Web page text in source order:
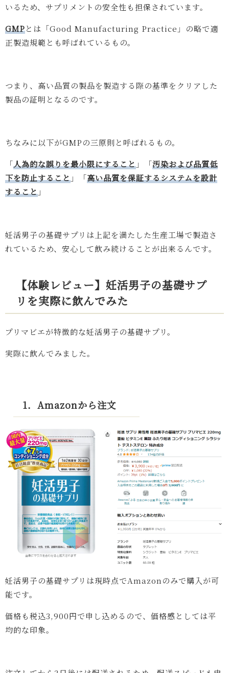
いるため、サプリメントの安全性も担保されています。
GMPとは「Good Manufacturing Practice」の略で適
正製造規範とも呼ばれているもの。
つまり、高い品質の製品を製造する際の基準をクリアした
製品の証明となるのです。
ちなみに以下がGMPの三原則と呼ばれるもの。
「人為的な誤りを最小限にすること」「汚染および品質低
下を防止すること」「高い品質を保証するシステムを設計
すること」
妊活男子の基礎サプリは上記を満たした生産工場で製造さ
れているため、安心して飲み続けることが出来るんです。
【体験レビュー】妊活男子の基礎サプ
リを実際に飲んでみた
プリマビエが特徴的な妊活男子の基礎サプリ。
実際に飲んでみました。
1．Amazonから注文
妊活男子の基礎サプリは現時点でAmazonのみで購入が可
能です。
価格も税込3,900円で申し込めるので、価格感としては平
均的な印象。